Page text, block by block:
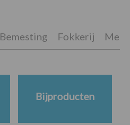
Bemesting Fokkerij
Bijproducten